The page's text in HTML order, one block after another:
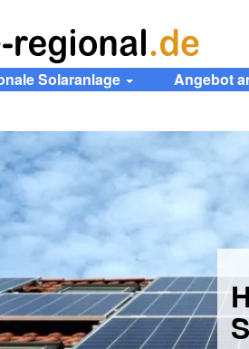
Solaranlage Angebot